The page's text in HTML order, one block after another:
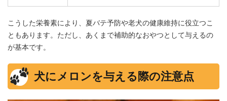
こうした栄養素により、夏バテ予防や老犬の健康維持に役立つこ
ともあります。ただし、あくまで補助的なおやつとして与えるの
が基本です。
犬にメロンを与える際の注意点